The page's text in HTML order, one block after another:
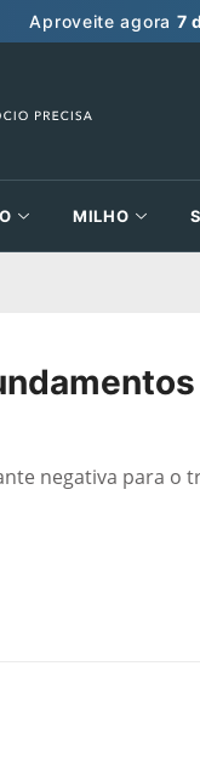
Aproveite agora 7
MILHO
negativa para o